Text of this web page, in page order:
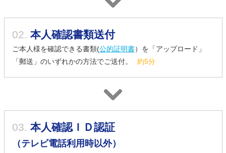
02. 本人確認書類送付
ご本人様を確認できる書類(公的証明書）を「アップロード」
「郵送」のいずれかの方法でご送付。
約5分
03. 本人確認ＩＤ認証
（テレビ電話利用時以外）